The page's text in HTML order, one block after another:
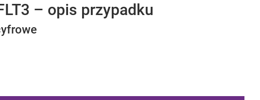
– opis przypadku